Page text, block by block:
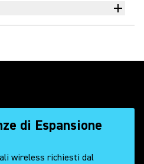
di Espansione
wireless richiesti dal